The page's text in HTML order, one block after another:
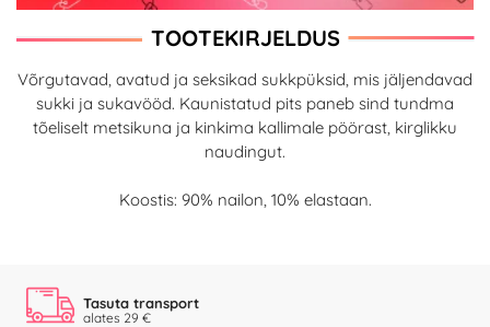
TOOTEKIRJELDUS
Võrgutavad, avatud ja seksikad sukkpüksid, mis jäljendavad
sukki ja sukavööd. Kaunistatud pits paneb sind tundma
tõeliselt metsikuna ja kinkima kallimale pöörast, kirglikku
naudingut.
Koostis: 90% nailon, 10% elastaan.
Tasuta transport
alates 29 €